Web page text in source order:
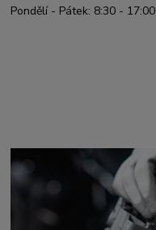
Pondělí - Pátek: 8:30 - 17:00